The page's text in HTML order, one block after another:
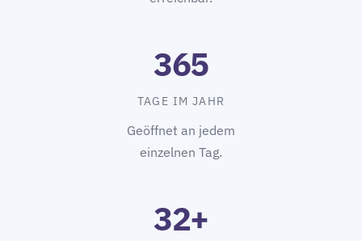
365
TAGE IM JAHR
Geöffnet an jedem
einzelnen Tag.
32+